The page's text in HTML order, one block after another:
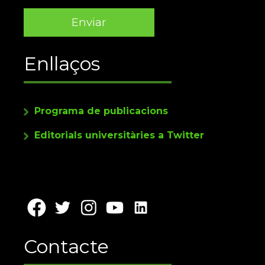
Enllaços
Programa de publicacions
Editorials universitàries a Twitter
Contacte